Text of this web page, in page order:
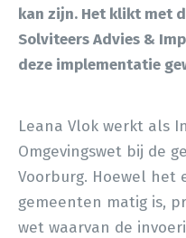
kan zijn. Het klikt met
Solviteers Advies &
deze implementatie
Leana Vlok werkt als
Omgevingswet bij de
Voorburg. Hoewel het
gemeenten matig is,
wet waarvan de